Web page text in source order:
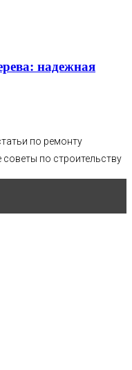
надежная
по ремонту
по строительству